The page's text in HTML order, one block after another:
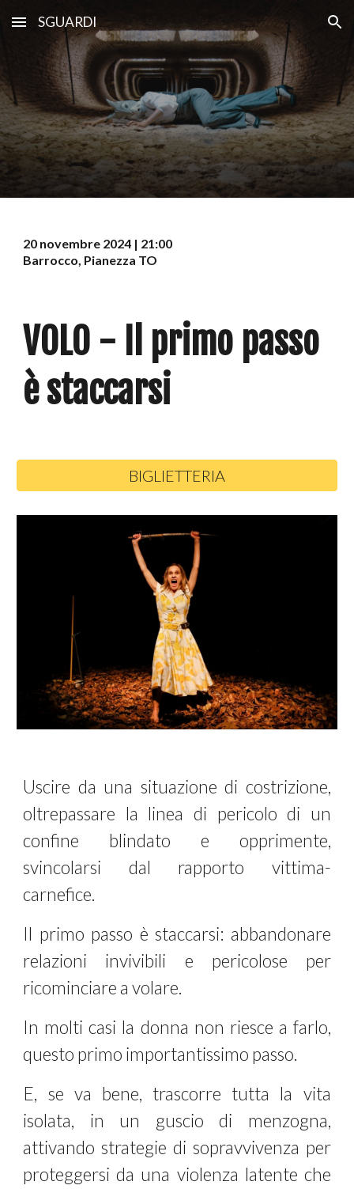
Skip to main content Skip to navigation
SGUARDI
20 novembre 2024 | 21:00
Barrocco, Pianezza TO
VOLO - Il primo passo
è staccarsi
BIGLIETTERIA
Uscire da una situazione di costrizione,
oltrepassare la linea di pericolo di un
confine blindato e opprimente,
svincolarsi dal rapporto vittima-
carnefice.
Il primo passo è staccarsi: abbandonare
relazioni invivibili e pericolose per
ricominciare a volare.
In molti casi la donna non riesce a farlo,
questo primo importantissimo passo.
E, se va bene, trascorre tutta la vita
isolata, in un guscio di menzogna,
attivando strategie di sopravvivenza per
proteggersi da una violenza latente che